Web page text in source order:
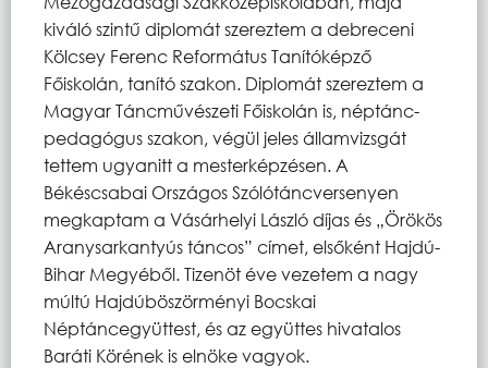
kiváló szintű diplomát szereztem a debreceni
Kölcsey Ferenc Református Tanítóképző
Főiskolán, tanító szakon. Diplomát szereztem a
Magyar Táncművészeti Főiskolán is, néptánc-
pedagógus szakon, végül jeles államvizsgát
tettem ugyanitt a mesterképzésen. A
Békéscsabai Országos Szólótáncversenyen
megkaptam a Vásárhelyi László díjas és „Örökös
Aranysarkantyús táncos” címet, elsőként Hajdú-
Bihar Megyéből. Tizenöt éve vezetem a nagy
múltú Hajdúböszörményi Bocskai
Néptáncegyüttest, és az együttes hivatalos
Baráti Körének is elnöke vagyok.